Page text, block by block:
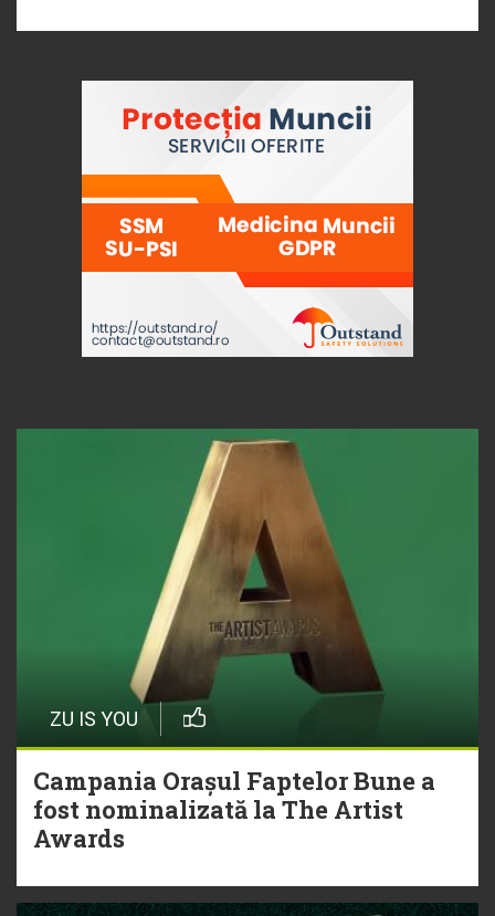
ZU IS YOU
Campania Orașul Faptelor Bune a
fost nominalizată la The Artist
Awards